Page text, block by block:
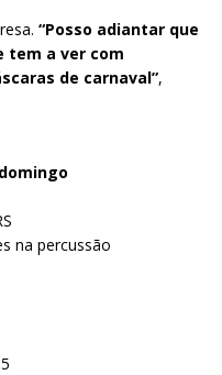
“Posso adiantar que
tem a ver com
de carnaval”,
na percussão